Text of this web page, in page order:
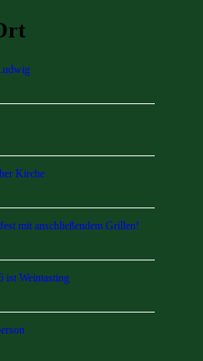
Kirche
mit anschließendem Grillen!
ist Weintasting